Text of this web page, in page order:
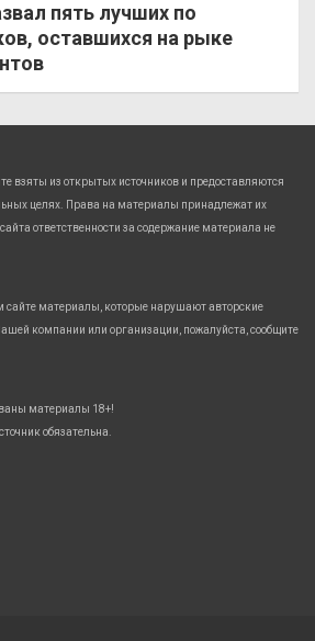
пять лучших по
оставшихся на рыке
взяты из открытых источников и предоставляются
целях. Права на материалы принадлежат их
ответственности за содержание материала не
материалы, которые нарушают авторские
компании или организации, пожалуйста, сообщите
материалы 18+!
обязательна.